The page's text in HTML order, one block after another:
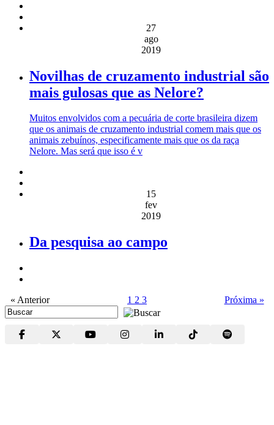
27
ago
2019
Novilhas de cruzamento industrial são
mais gulosas que as Nelore?
Muitos envolvidos com a pecuária de corte brasileira dizem
que os animais de cruzamento industrial comem mais que os
animais zebuínos, especificamente mais que os da raça
Nelore. Mas será que isso é v
15
fev
2019
Da pesquisa ao campo
« Anterior 1 2 3 Próxima »